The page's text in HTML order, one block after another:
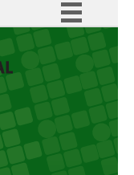
BR
informação